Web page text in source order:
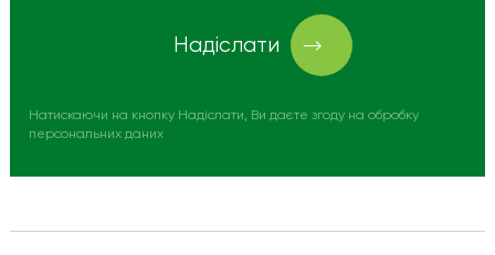
Надіслати
Натискаючи на кнопку Надіслати, Ви даєте згоду на обробку
персональних даних